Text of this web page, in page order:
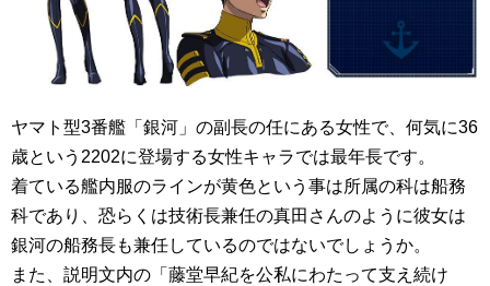
ヤマト型3番艦「銀河」の副長の任にある女性で、何気に36
歳という2202に登場する女性キャラでは最年長です。
着ている艦内服のラインが黄色という事は所属の科は船務
科であり、恐らくは技術長兼任の真田さんのように彼女は
銀河の船務長も兼任しているのではないでしょうか。
また、説明文内の「藤堂早紀を公私にわたって支え続け